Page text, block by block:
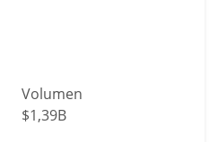
Volumen
$1,39B